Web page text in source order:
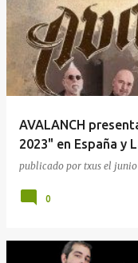
AVALANCH
2023" en España y
publicado por txus el junio
0